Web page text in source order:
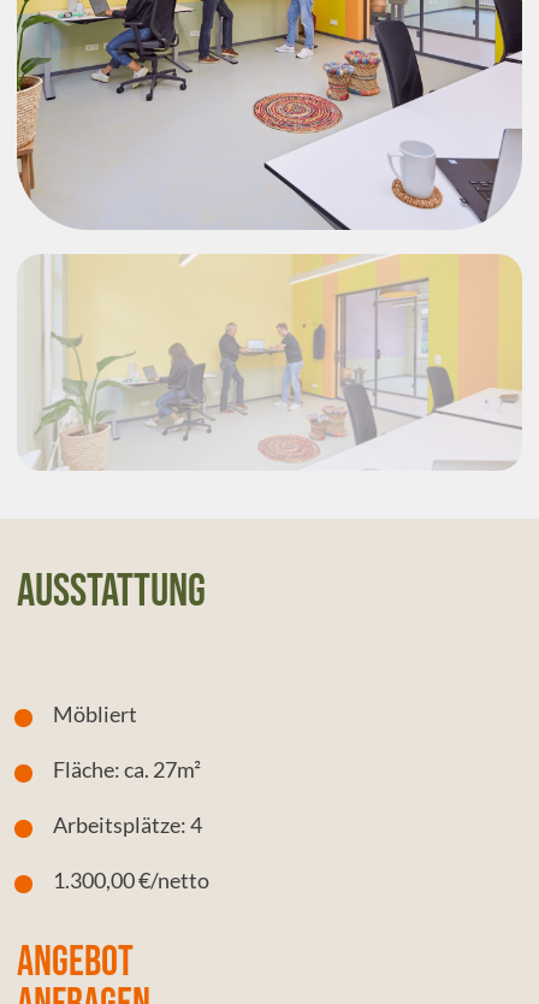
Ausstattung
Möbliert
Fläche: ca. 27m²
Arbeitsplätze: 4
1.300,00 €/netto
Angebot